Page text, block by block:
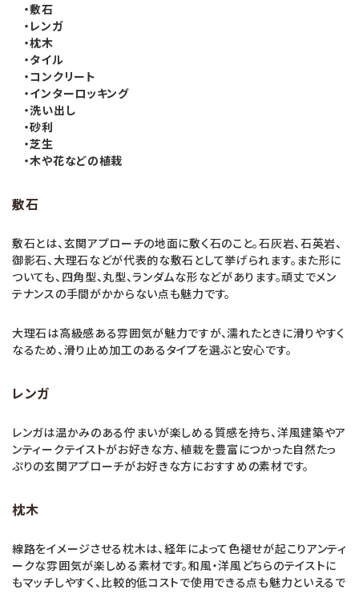
・敷石
・レンガ
・枕木
・タイル
・コンクリート
・インターロッキング
・洗い出し
・砂利
・芝生
・木や花などの植栽
敷石
敷石とは、玄関アプローチの地面に敷く石のこと。石灰岩、石英岩、
御影石、大理石などが代表的な敷石として挙げられます。また形に
ついても、四角型、丸型、ランダムな形などがあります。頑丈でメン
テナンスの手間がかからない点も魅力です。
大理石は高級感ある雰囲気が魅力ですが、濡れたときに滑りやすく
なるため、滑り止め加工のあるタイプを選ぶと安心です。
レンガ
レンガは温かみのある佇まいが楽しめる質感を持ち、洋風建築やア
ンティークテイストがお好きな方、植栽を豊富につかった自然たっ
ぷりの玄関アプローチがお好きな方におすすめの素材です。
枕木
線路をイメージさせる枕木は、経年によって色褪せが起こりアンティ
ークな雰囲気が楽しめる素材です。和風・洋風どちらのテイストに
もマッチしやすく、比較的低コストで使用できる点も魅力といえるで